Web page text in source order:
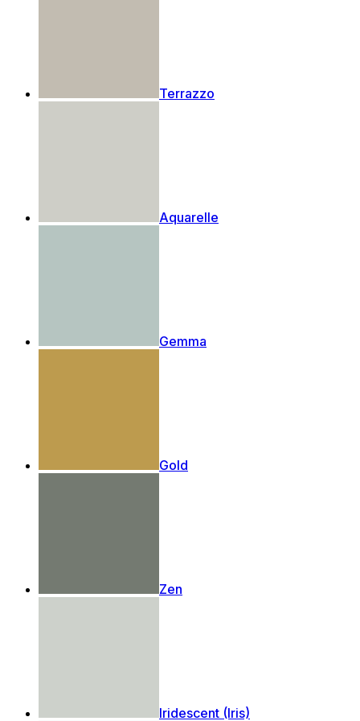
Terrazzo
Aquarelle
Gemma
Gold
Zen
Iridescent (Iris)